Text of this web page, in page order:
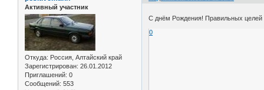
Активный участник
Откуда: Россия, Алтайский край
Зарегистрирован: 26.01.2012
Приглашений: 0
Сообщений: 553
C днём Рождения! Правильных
0